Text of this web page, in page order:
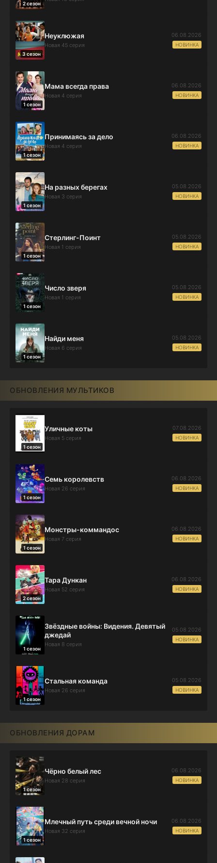
2 сезон
3 сезон
Неуклюжая
Новая 45 серия
06.08.2026
НОВИНКА
1 сезон
Мама всегда права
Новая 4 серия
06.08.2026
НОВИНКА
1 сезон
Принимаясь за дело
Новая 4 серия
06.08.2026
НОВИНКА
1 сезон
На разных берегах
Новая 3 серия
05.08.2026
НОВИНКА
1 сезон
Стерлинг-Поинт
Новая 1 серия
05.08.2026
НОВИНКА
1 сезон
Число зверя
Новая 1 серия
05.08.2026
НОВИНКА
1 сезон
Найди меня
Новая 6 серия
05.08.2026
НОВИНКА
ОБНОВЛЕНИЯ МУЛЬТИКОВ
1 сезон
Уличные коты
Новая 5 серия
07.08.2026
НОВИНКА
1 сезон
Семь королевств
Новая 26 серия
06.08.2026
НОВИНКА
1 сезон
Монстры-коммандос
Новая 7 серия
06.08.2026
НОВИНКА
2 сезон
Тара Дункан
Новая 52 серия
06.08.2026
НОВИНКА
1 сезон
Звёздные войны: Видения. Девятый
джедай
Новая 8 серия
05.08.2026
НОВИНКА
1 сезон
Стальная команда
Новая 26 серия
05.08.2026
НОВИНКА
ОБНОВЛЕНИЯ ДОРАМ
1 сезон
Чёрно белый лес
Новая 28 серия
06.08.2026
НОВИНКА
1 сезон
Млечный путь среди вечной ночи
Новая 32 серия
06.08.2026
НОВИНКА